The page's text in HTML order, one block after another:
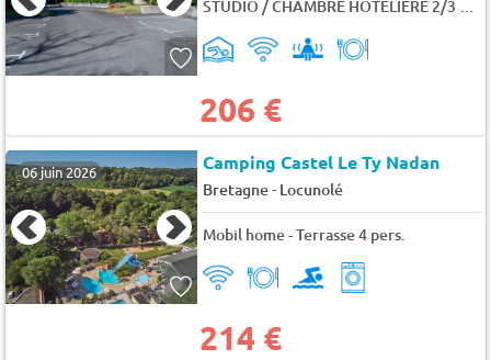
206 €
06 juin 2026 Camping Castel Le Ty Nadan
Bretagne- Locunolé
Mobil home - Terrasse 4 pers.
214 €